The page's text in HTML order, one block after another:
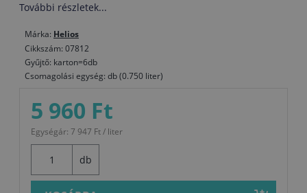
azonos mennyiségben és az így kapott keveréket visszük fel a
Amikor kerti bútort festünk vagy mechanikai igénybevételnek kitett
faelemeket, az igénybevétel előtt egy héten keresztül hagyjuk
száradni.
alkalmas utolsó bevonatrétegként a sötét színű lazúrokra, vagy a
sötétebb színárnyalatú fafajtákra, mivel a különleges UV-szűrők
és elnyelők tejszerű külsőt adhatnak a felületnek.
Felhasználás:
További részletek...
Márka: Helios
Cikkszám: 07812
Gyűjtő: karton=6db
Csomagolási egység: db (0.750 liter)
5 960 Ft
Egységár: 7 947 Ft / liter
db